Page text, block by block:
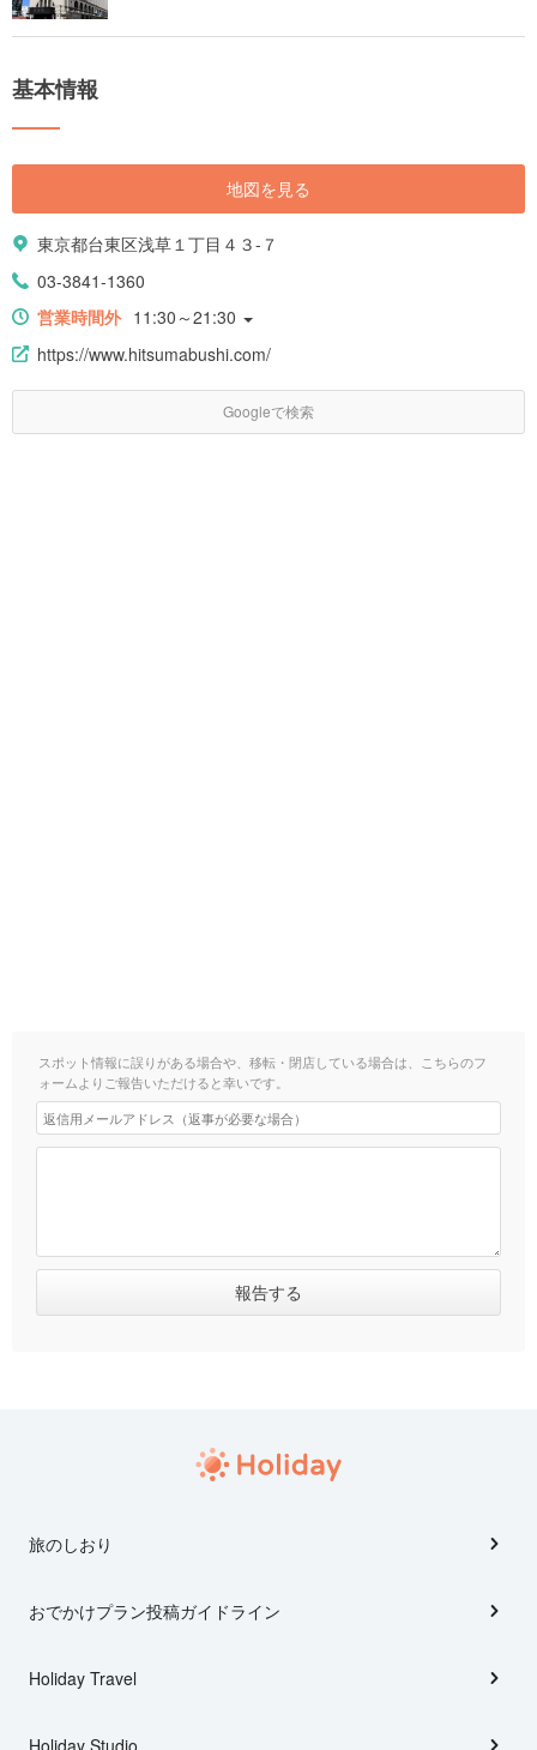
基本情報
地図を見る
東京都台東区浅草１丁目４３-７
03-3841-1360
営業時間外 11:30～21:30
https://www.hitsumabushi.com/
Googleで検索
スポット情報に誤りがある場合や、移転・閉店している場合は、こちらのフ
ォームよりご報告いただけると幸いです。
旅のしおり
おでかけプラン投稿ガイドライン
Holiday Travel